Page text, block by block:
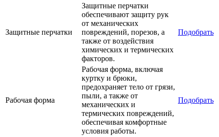
Защитные перчатки
Защитные перчатки
обеспечивают защиту рук
от механических
повреждений, порезов, а
также от воздействия
химических и термических
факторов.
Подобрать
Рабочая форма
Рабочая форма, включая
куртку и брюки,
предохраняет тело от грязи,
пыли, а также от
механических и
термических повреждений,
обеспечивая комфортные
условия работы.
Подобрать